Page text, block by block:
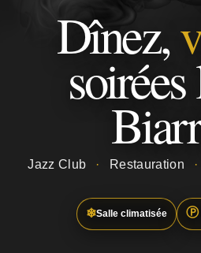
Dînez,
Jazz Club · Restauration ·
❄Salle climatisée Ⓟ